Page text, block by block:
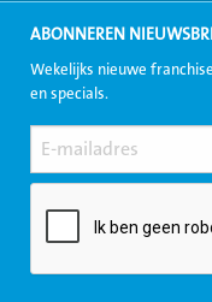
ABONNEREN
Wekelijks nieuwe
en specials.